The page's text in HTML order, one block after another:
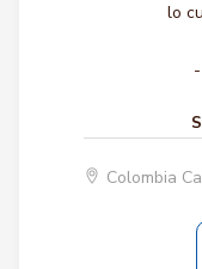
lo
Colombia